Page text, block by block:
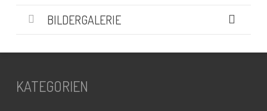
BILDERGALERIE
KATEGORIEN